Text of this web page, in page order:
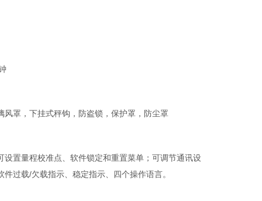
罩，下挂式秤钩，防盗锁，保护罩，防尘罩
置量程校准点、软件锁定和重置菜单；可调节通讯设
过载/欠载指示、稳定指示、四个操作语言。